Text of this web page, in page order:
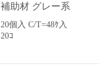
補助材 グレー系
20個入 C/T=48ｹ入
20ｺ